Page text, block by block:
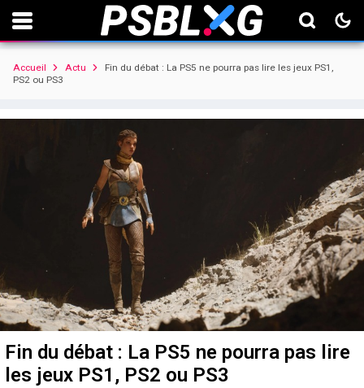
Accueil Actu
Fin du débat : La PS5 ne pourra pas lire les jeux PS1,
PS2 ou PS3
Fin du débat : La PS5 ne pourra pas lire
les jeux PS1, PS2 ou PS3